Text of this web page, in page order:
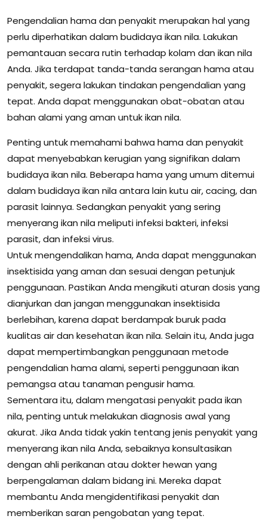
Pengendalian hama dan penyakit merupakan hal yang
perlu diperhatikan dalam budidaya ikan nila. Lakukan
pemantauan secara rutin terhadap kolam dan ikan nila
Anda. Jika terdapat tanda-tanda serangan hama atau
penyakit, segera lakukan tindakan pengendalian yang
tepat. Anda dapat menggunakan obat-obatan atau
bahan alami yang aman untuk ikan nila.
Penting untuk memahami bahwa hama dan penyakit
dapat menyebabkan kerugian yang signifikan dalam
budidaya ikan nila. Beberapa hama yang umum ditemui
dalam budidaya ikan nila antara lain kutu air, cacing, dan
parasit lainnya. Sedangkan penyakit yang sering
menyerang ikan nila meliputi infeksi bakteri, infeksi
parasit, dan infeksi virus.
Untuk mengendalikan hama, Anda dapat menggunakan
insektisida yang aman dan sesuai dengan petunjuk
penggunaan. Pastikan Anda mengikuti aturan dosis yang
dianjurkan dan jangan menggunakan insektisida
berlebihan, karena dapat berdampak buruk pada
kualitas air dan kesehatan ikan nila. Selain itu, Anda juga
dapat mempertimbangkan penggunaan metode
pengendalian hama alami, seperti penggunaan ikan
pemangsa atau tanaman pengusir hama.
Sementara itu, dalam mengatasi penyakit pada ikan
nila, penting untuk melakukan diagnosis awal yang
akurat. Jika Anda tidak yakin tentang jenis penyakit yang
menyerang ikan nila Anda, sebaiknya konsultasikan
dengan ahli perikanan atau dokter hewan yang
berpengalaman dalam bidang ini. Mereka dapat
membantu Anda mengidentifikasi penyakit dan
memberikan saran pengobatan yang tepat.